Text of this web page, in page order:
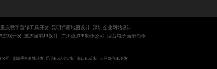
重庆数字营销工具开发 昆明插画地图设计 深圳企业网站设计
游戏开发 重庆游戏UI设计 广州虚拟IP制作公司 烟台电子画册制作
公司 贵阳手机商城开发 昆明H5活动定制 海口H5定制 三亚微信H5开发